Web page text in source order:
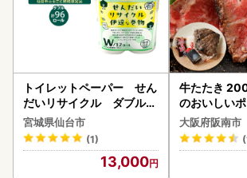
トイレットペーパー せん
だいリサイクル ダブル9
6ロール｜トイレット
宮城県仙台市
(1)
13,000
牛たたき
のおいしい
大阪府阪南市